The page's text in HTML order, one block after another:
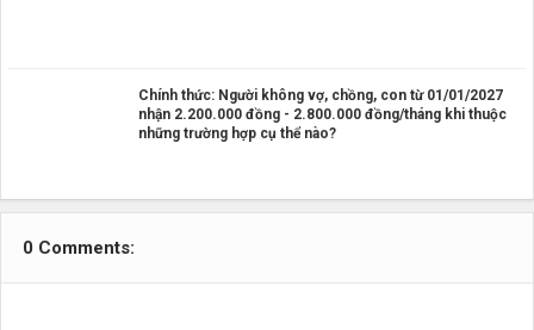
Chính thức: Người không vợ, chồng, con từ 01/01/2027
nhận 2.200.000 đồng - 2.800.000 đồng/tháng khi thuộc
những trường hợp cụ thể nào?
0 Comments: